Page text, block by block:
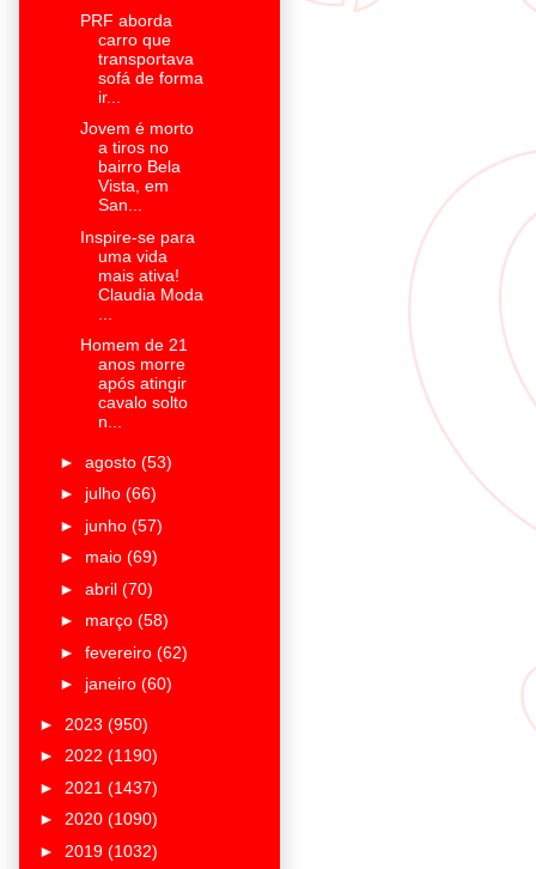
PRF aborda
carro que
transportava
sofá de forma
ir...
Jovem é morto
a tiros no
bairro Bela
Vista, em
San...
Inspire-se para
uma vida
mais ativa!
Claudia Moda
Homem de 21
anos morre
após atingir
cavalo solto
n...
► agosto (53)
► julho (66)
► junho (57)
► maio (69)
► abril (70)
► março (58)
► fevereiro (62)
► janeiro (60)
► 2023 (950)
► 2022 (1190)
► 2021 (1437)
► 2020 (1090)
► 2019 (1032)